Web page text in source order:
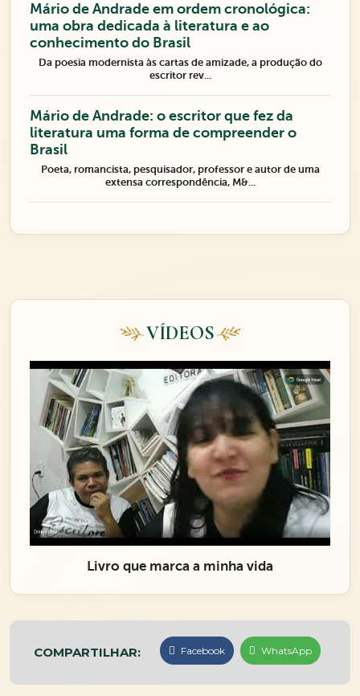
Mário de Andrade em ordem cronológica:
uma obra dedicada à literatura e ao
conhecimento do Brasil
Da poesia modernista às cartas de amizade, a produção do
escritor rev...
Mário de Andrade: o escritor que fez da
literatura uma forma de compreender o
Brasil
Poeta, romancista, pesquisador, professor e autor de uma
extensa correspondência, M&...
VÍDEOS
Livro que marca a minha vida
COMPARTILHAR: Facebook WhatsApp